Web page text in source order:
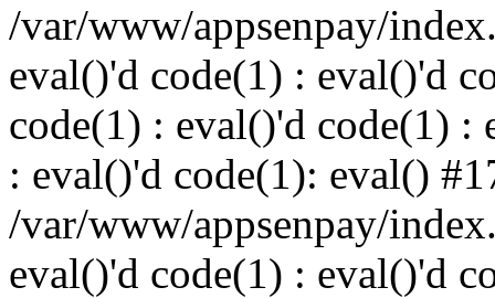
/var/www/appsenpay/
eval()'d code(1) : eval()'d
code(1) : eval()'d code(1) :
: eval()'d code(1): eval()
/var/www/appsenpay/
eval()'d code(1) : eval()'d